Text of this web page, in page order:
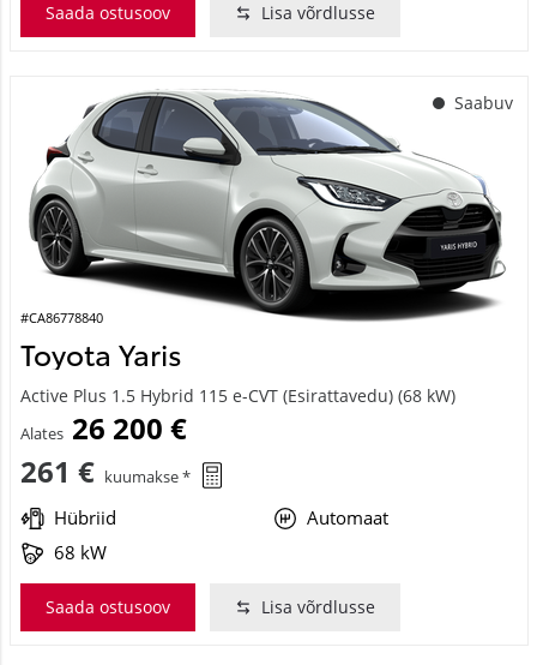
Saada ostusoov Lisa võrdlusse
Saabuv
#CA86778840
Toyota Yaris
Active Plus 1.5 Hybrid 115 e-CVT (Esirattavedu) (68 kW)
Alates 26 200 €
261 € kuumakse *
Hübriid
Automaat
68 kW
Saada ostusoov Lisa võrdlusse